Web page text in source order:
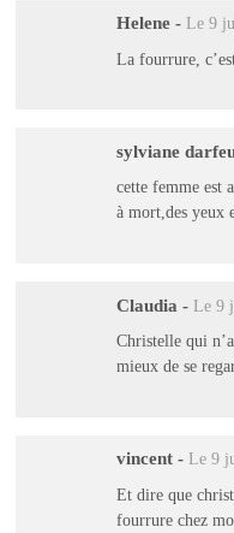
Helene - Le 9
La fourrure,
sylviane
cette femme est
à mort,des yeux
Claudia - Le 9
Christelle qui
mieux de se
vincent - Le 9
Et dire que
fourrure chez